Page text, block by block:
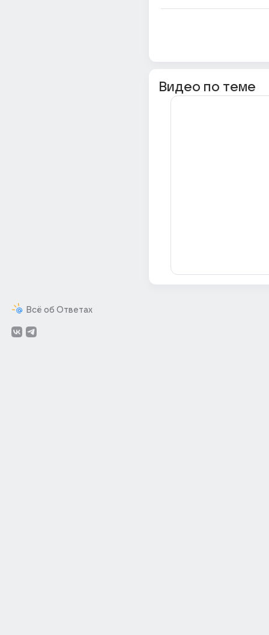
Всё об Ответах
Видео по теме